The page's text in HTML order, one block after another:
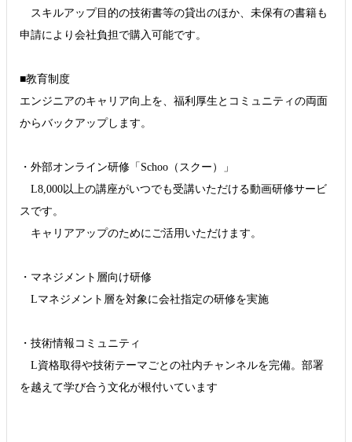
スキルアップ目的の技術書等の貸出のほか、未保有の書籍も
申請により会社負担で購入可能です。
■教育制度
エンジニアのキャリア向上を、福利厚生とコミュニティの両面
からバックアップします。
・外部オンライン研修「Schoo（スクー）」
L8,000以上の講座がいつでも受講いただける動画研修サービ
スです。
キャリアアップのためにご活用いただけます。
・マネジメント層向け研修
Lマネジメント層を対象に会社指定の研修を実施
・技術情報コミュニティ
L資格取得や技術テーマごとの社内チャンネルを完備。部署
を越えて学び合う文化が根付いています